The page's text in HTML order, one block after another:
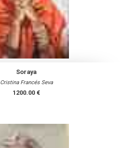
Soraya
Cristina Francés Seva
1200.00 €